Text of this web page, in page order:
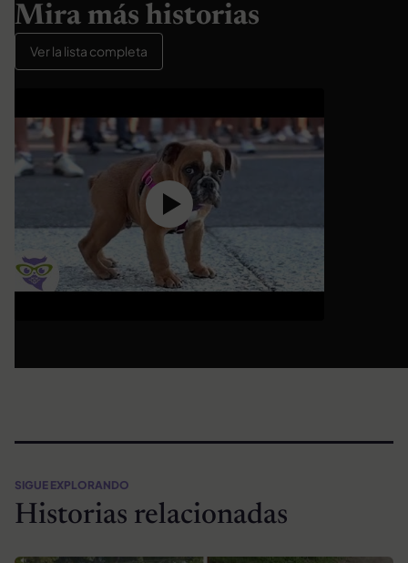
Mira más historias
Ver la lista completa
SIGUE EXPLORANDO
Historias relacionadas